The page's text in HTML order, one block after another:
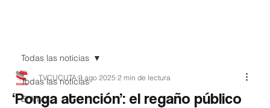
Todas las noticias
EnVivo
Todas las noticias
‘Ponga atención’: el regaño público
TVCUCUTA 9 ago 2025 2 min de lectura